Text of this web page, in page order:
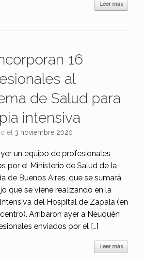
Leer más
16
al
de Salud para
intensiva
el 3 noviembre 2020
un equipo de profesionales
por el Ministerio de Salud de la
de Buenos Aires, que se sumará
que se viene realizando en la
del Hospital de Zapala (en
Arribaron ayer a Neuquén
enviados por el […]
Leer más